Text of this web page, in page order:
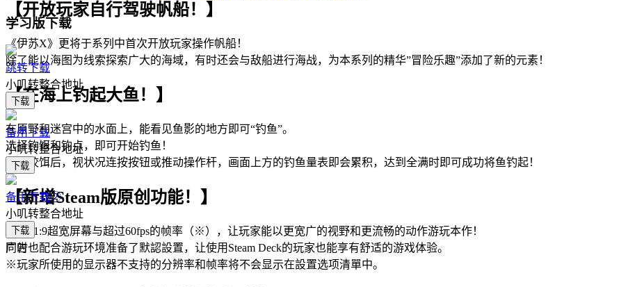
【开放玩家自行驾驶帆船！】
《伊苏X》更将于系列中首次开放玩家操作帆船！
除了能以海图为线索探索广大的海域，有时还会与敌船进行海战，为本系列的精华”冒险乐趣”添加了新的元素！
【在海上钓起大鱼！】
在原野和迷宫中的水面上，能看见鱼影的地方即可“钓鱼”。
选择钓饵和钓点，即可开始钓鱼！
在鱼咬饵后，视状况连按按钮或推动操作杆，画面上方的钓鱼量表即会累积，达到全满时即可成功将鱼钓起！
【新增Steam版原创功能！】
支援21:9超宽屏幕与超过60fps的帧率（※），让玩家能以更宽广的视野和更流畅的动作游玩本作！
同时也配合游玩环境准备了默認設置，让使用Steam Deck的玩家也能享有舒适的游戏体验。
※玩家所使用的显示器不支持的分辨率和帧率将不会显示在設置选项清單中。
学习版下载
跳转下载
小叽转整合地址
下载
备用下载
小叽转整合地址
下载
备用下载②
小叽转整合地址
下载
广告